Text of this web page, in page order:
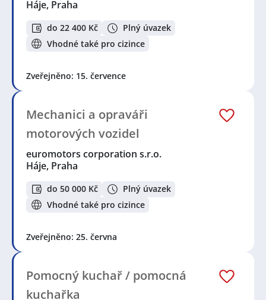
Háje, Praha
do 22 400 Kč
Plný úvazek
Vhodné také pro cizince
Zveřejněno: 15. července
Mechanici a opraváři
motorových vozidel
euromotors corporation s.r.o.
Háje, Praha
do 50 000 Kč
Plný úvazek
Vhodné také pro cizince
Zveřejněno: 25. června
Pomocný kuchař / pomocná
kuchařka